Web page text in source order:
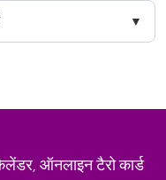
ऑनलाइन टैरो कार्ड